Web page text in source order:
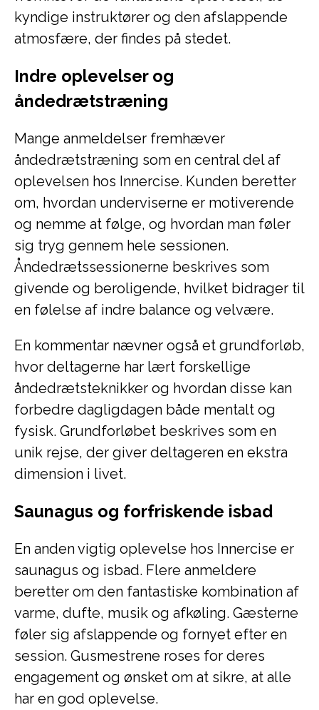
kyndige instruktører og den afslappende
atmosfære, der findes på stedet.
Indre oplevelser og
åndedrætstræning
Mange anmeldelser fremhæver
åndedrætstræning som en central del af
oplevelsen hos Innercise. Kunden beretter
om, hvordan underviserne er motiverende
og nemme at følge, og hvordan man føler
sig tryg gennem hele sessionen.
Åndedrætssessionerne beskrives som
givende og beroligende, hvilket bidrager til
en følelse af indre balance og velvære.
En kommentar nævner også et grundforløb,
hvor deltagerne har lært forskellige
åndedrætsteknikker og hvordan disse kan
forbedre dagligdagen både mentalt og
fysisk. Grundforløbet beskrives som en
unik rejse, der giver deltageren en ekstra
dimension i livet.
Saunagus og forfriskende isbad
En anden vigtig oplevelse hos Innercise er
saunagus og isbad. Flere anmeldere
beretter om den fantastiske kombination af
varme, dufte, musik og afkøling. Gæsterne
føler sig afslappende og fornyet efter en
session. Gusmestrene roses for deres
engagement og ønsket om at sikre, at alle
har en god oplevelse.